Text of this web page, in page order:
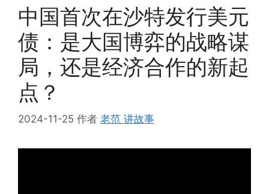
中国首次在沙特发行美元
债：是大国博弈的战略谋
局，还是经济合作的新起
点？
2024-11-25 作者 老范 讲故事